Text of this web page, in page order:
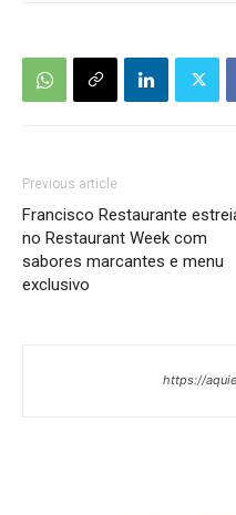
Previous article
Francisco Restaurante
no Restaurant Week com
sabores marcantes e menu
exclusivo
https://